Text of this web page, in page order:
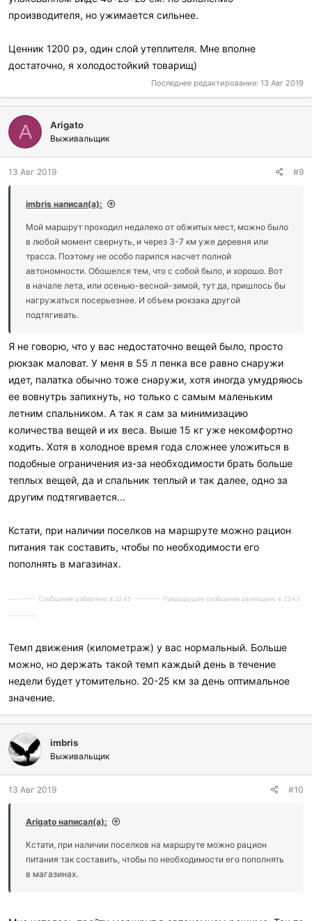
производителя, но ужимается сильнее.
Ценник 1200 рэ, один слой утеплителя. Мне вполне
достаточно, я холодостойкий товарищ)
Последнее редактирование: 13 Авг 2019
A Arigato
Выживальщик
13 Авг 2019 #9
imbris написал(а):
Мой маршрут проходил недалеко от обжитых мест, можно было
в любой момент свернуть, и через 3-7 км уже деревня или
трасса. Поэтому не особо парился насчет полной
автономности. Обошелся тем, что с собой было, и хорошо. Вот
в начале лета, или осенью-весной-зимой, тут да, пришлось бы
нагружаться посерьезнее. И объем рюкзака другой
подтягивать.
Я не говорю, что у вас недостаточно вещей было, просто
рюкзак маловат. У меня в 55 л пенка все равно снаружи
идет, палатка обычно тоже снаружи, хотя иногда умудряюсь
ее вовнутрь запихнуть, но только с самым маленьким
летним спальником. А так я сам за минимизацию
количества вещей и их веса. Выше 15 кг уже некомфортно
ходить. Хотя в холодное время года сложнее уложиться в
подобные ограничения из-за необходимости брать больше
теплых вещей, да и спальник теплый и так далее, одно за
другим подтягивается...
Кстати, при наличии поселков на маршруте можно рацион
питания так составить, чтобы по необходимости его
пополнять в магазинах.
---------- Сообщение добавлено в 22:45 ---------- Предыдущее сообщение размещено в 22:43
----------
Темп движения (километраж) у вас нормальный. Больше
можно, но держать такой темп каждый день в течение
недели будет утомительно. 20-25 км за день оптимальное
значение.
imbris
Выживальщик
13 Авг 2019 #10
Arigato написал(а):
Кстати, при наличии поселков на маршруте можно рацион
питания так составить, чтобы по необходимости его пополнять
в магазинах.